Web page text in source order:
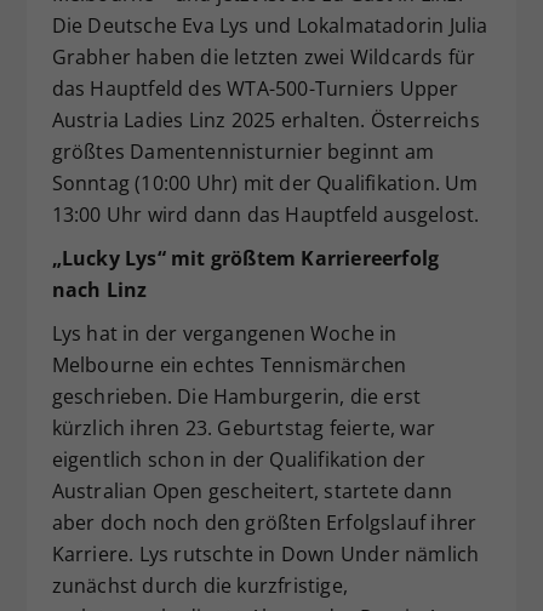
Die Deutsche Eva Lys und Lokalmatadorin Julia
Grabher haben die letzten zwei Wildcards für
das Hauptfeld des WTA-500-Turniers Upper
Austria Ladies Linz 2025 erhalten. Österreichs
größtes Damentennisturnier beginnt am
Sonntag (10:00 Uhr) mit der Qualifikation. Um
13:00 Uhr wird dann das Hauptfeld ausgelost.
„Lucky Lys“ mit größtem Karriereerfolg
nach Linz
Lys hat in der vergangenen Woche in
Melbourne ein echtes Tennismärchen
geschrieben. Die Hamburgerin, die erst
kürzlich ihren 23. Geburtstag feierte, war
eigentlich schon in der Qualifikation der
Australian Open gescheitert, startete dann
aber doch noch den größten Erfolgslauf ihrer
Karriere. Lys rutschte in Down Under nämlich
zunächst durch die kurzfristige,
Zweck
Dieser Wert speichert Ihre Consent-
Einstellungen. Unter anderem eine
zufällig generierte ID, für die
historische Speicherung Ihrer
Webseiten-Betreiber dies eingestellt
hat.